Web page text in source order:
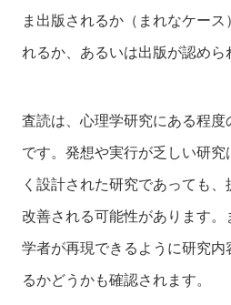
ま出版されるか（まれなケー
れるか、あるいは出版が認めら
査読は、心理学研究にある程
です。発想や実行が乏しい研
く設計された研究であっても
改善される可能性があります
学者が再現できるように研究
るかどうかも確認されます。